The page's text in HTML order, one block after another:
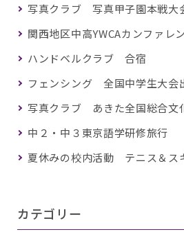
写真クラブ 写真甲子園本戦大
関西地区中高YWCAカンファレ
ハンドベルクラブ 合宿
フェンシング 全国中学生大会
写真クラブ あきた全国総合文
中２・中３東京語学研修旅行
夏休みの校内活動 テニス＆ス
カテゴリー